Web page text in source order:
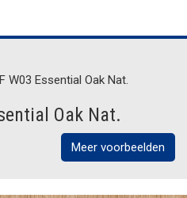
W03 Essential Oak Nat.
Oak Nat.
Meer voorbeelden